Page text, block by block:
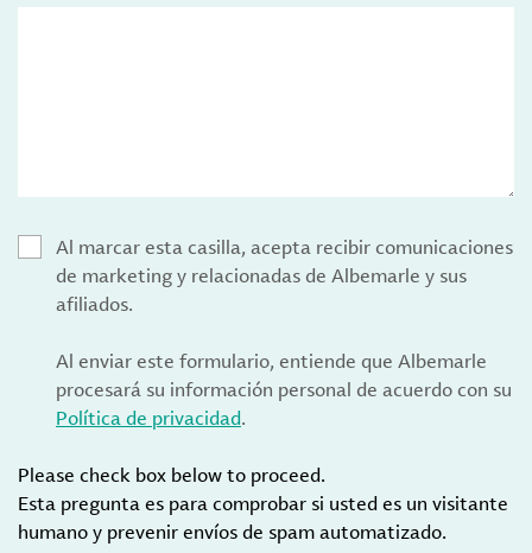
Al marcar esta casilla, acepta recibir comunicaciones
de marketing y relacionadas de Albemarle y sus
afiliados.
Al enviar este formulario, entiende que Albemarle
procesará su información personal de acuerdo con su
Política de privacidad.
Please check box below to proceed.
Esta pregunta es para comprobar si usted es un visitante
humano y prevenir envíos de spam automatizado.